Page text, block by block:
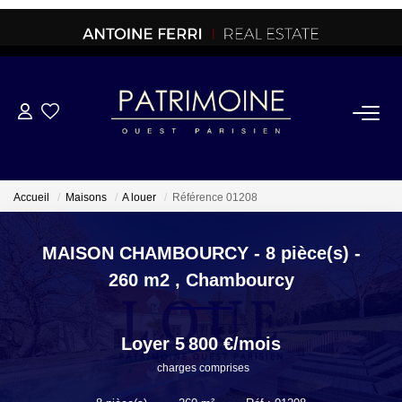
ACHETER
OFF MARKET
NORMANDIE/LA BAULE
PROPRIETES/CHATEAUX
Accueil Maisons A louer Référence 01208
MAISON CHAMBOURCY - 8 pièce(s) -
260 m2 , Chambourcy
Loyer 5 800 €/mois
charges comprises